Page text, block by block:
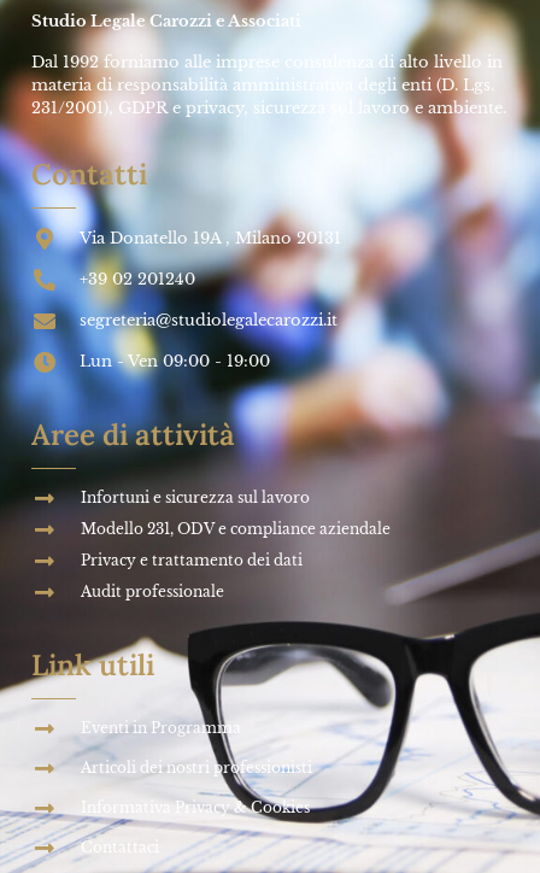
Studio Legale Carozzi e Associati
Dal 1992 forniamo alle imprese consulenza di alto livello in
materia di responsabilità amministrativa degli enti (D. Lgs.
231/2001), GDPR e privacy, sicurezza sul lavoro e ambiente.
Contatti
Via Donatello 19A , Milano 20131
+39 02 201240
segreteria@studiolegalecarozzi.it
Lun - Ven 09:00 - 19:00
Aree di attività
Infortuni e sicurezza sul lavoro
Modello 231, ODV e compliance aziendale
Privacy e trattamento dei dati
Audit professionale
Link utili
Eventi in Programma
Articoli dei nostri professionisti
Informativa Privacy & Cookies
Contattaci